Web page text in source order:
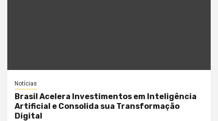
Notícias
Brasil Acelera Investimentos em Inteligência
Artificial e Consolida sua Transformação
Digital